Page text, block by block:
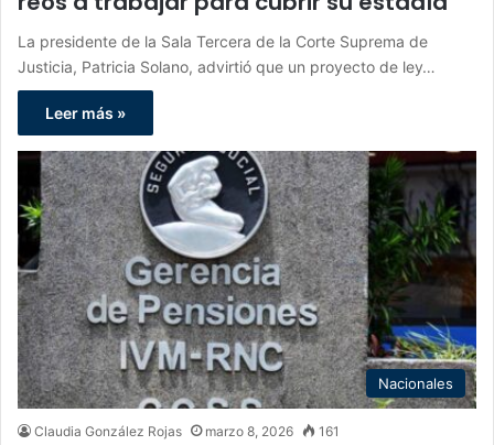
La presidente de la Sala Tercera de la Corte Suprema de
Justicia, Patricia Solano, advirtió que un proyecto de ley…
Leer más »
Nacionales
Claudia González Rojas marzo 8, 2026 161